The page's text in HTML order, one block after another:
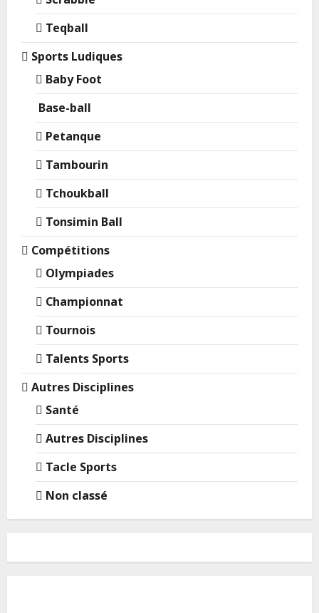
Teqball
Sports Ludiques
Baby Foot
Base-ball
Petanque
Tambourin
Tchoukball
Tonsimin Ball
Compétitions
Olympiades
Championnat
Tournois
Talents Sports
Autres Disciplines
Santé
Autres Disciplines
Tacle Sports
Non classé